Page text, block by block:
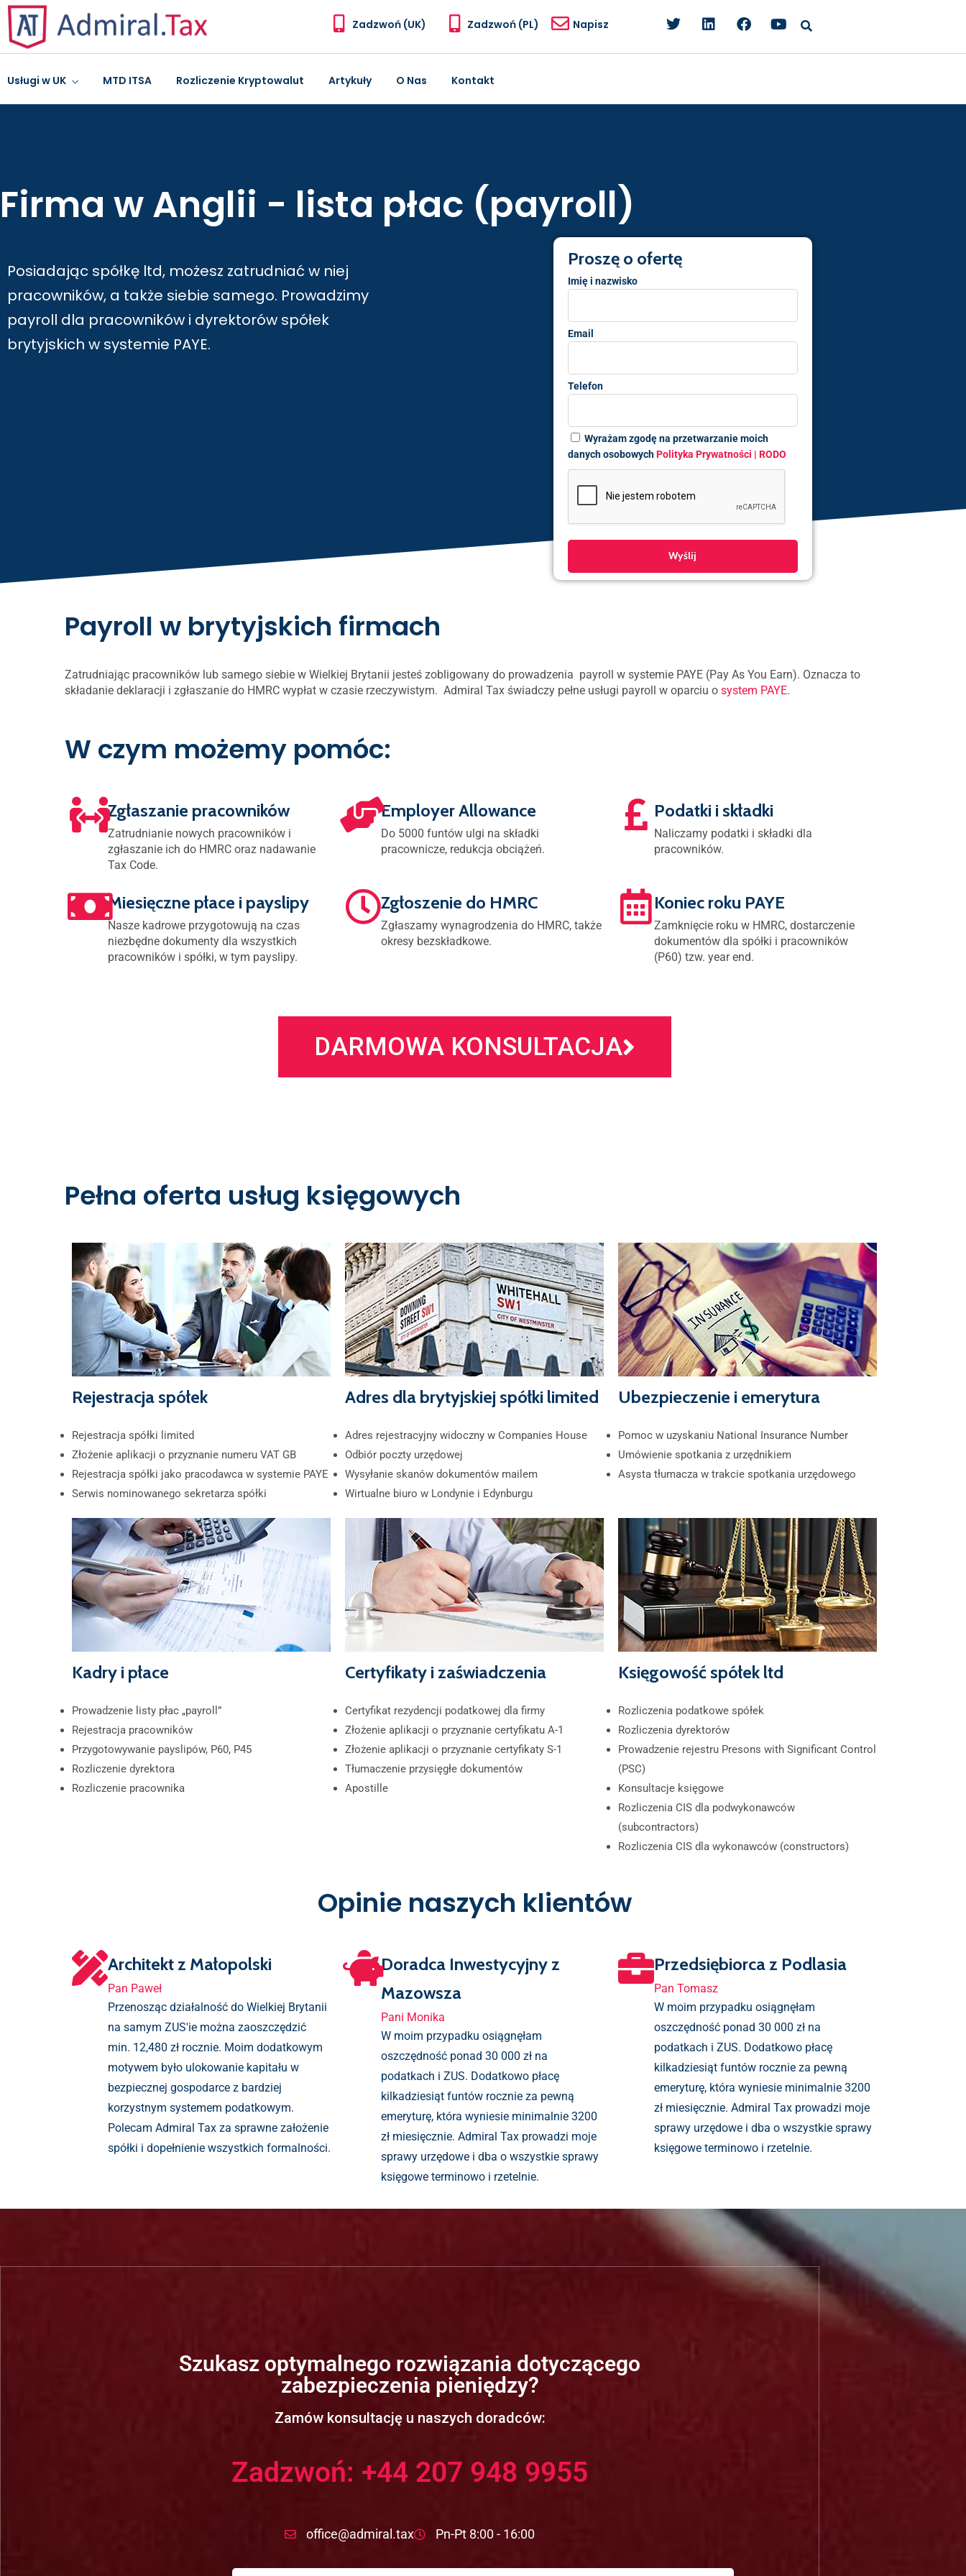
Zadzwoń (UK) Zadzwoń (PL) Napisz
Usługi w UK MTD ITSA Rozliczenie Kryptowalut Artykuły O Nas Kontakt
Firma w Anglii - lista płac (payroll)
Posiadając spółkę ltd, możesz zatrudniać w niej
pracowników, a także siebie samego. Prowadzimy
payroll dla pracowników i dyrektorów spółek
brytyjskich w systemie PAYE.
Proszę o ofertę
Imię i nazwisko
Email
Telefon
Wyrażam zgodę na przetwarzanie moich
danych osobowychPolityka Prywatności | RODO
Payroll w brytyjskich firmach
Zatrudniając pracowników lub samego siebie w Wielkiej Brytanii jesteś zobligowany do prowadzenia payroll w systemie PAYE (Pay As You Earn). Oznacza to
składanie deklaracji i zgłaszanie do HMRC wypłat w czasie rzeczywistym. Admiral Tax świadczy pełne usługi payroll w oparciu o system PAYE.
W czym możemy pomóc:
Zgłaszanie pracowników
Zatrudnianie nowych pracowników i
zgłaszanie ich do HMRC oraz nadawanie
Tax Code.
Employer Allowance
Do 5000 funtów ulgi na składki
pracownicze, redukcja obciążeń.
Podatki i składki
Naliczamy podatki i składki dla
pracowników.
Miesięczne płace i payslipy
Nasze kadrowe przygotowują na czas
niezbędne dokumenty dla wszystkich
pracowników i spółki, w tym payslipy.
Zgłoszenie do HMRC
Zgłaszamy wynagrodzenia do HMRC, także
okresy bezskładkowe.
Koniec roku PAYE
Zamknięcie roku w HMRC, dostarczenie
dokumentów dla spółki i pracowników
(P60) tzw. year end.
DARMOWA KONSULTACJA
Pełna oferta usług księgowych
Rejestracja spółek
Rejestracja spółki limited
Złożenie aplikacji o przyznanie numeru VAT GB
Rejestracja spółki jako pracodawca w systemie PAYE
Serwis nominowanego sekretarza spółki
Adres dla brytyjskiej spółki limited
Adres rejestracyjny widoczny w Companies House
Odbiór poczty urzędowej
Wysyłanie skanów dokumentów mailem
Wirtualne biuro w Londynie i Edynburgu
Ubezpieczenie i emerytura
Pomoc w uzyskaniu National Insurance Number
Umówienie spotkania z urzędnikiem
Asysta tłumacza w trakcie spotkania urzędowego
Kadry i płace
Prowadzenie listy płac „payroll”
Rejestracja pracowników
Przygotowywanie payslipów, P60, P45
Rozliczenie dyrektora
Rozliczenie pracownika
Certyfikaty i zaświadczenia
Certyfikat rezydencji podatkowej dla firmy
Złożenie aplikacji o przyznanie certyfikatu A-1
Złożenie aplikacji o przyznanie certyfikaty S-1
Tłumaczenie przysięgłe dokumentów
Apostille​
Księgowość spółek ltd
Rozliczenia podatkowe spółek
Rozliczenia dyrektorów
Prowadzenie rejestru Presons with Significant Control
(PSC)
Konsultacje księgowe
Rozliczenia CIS dla podwykonawców
(subcontractors)
Rozliczenia CIS dla wykonawców (constructors)​
Opinie naszych klientów
Architekt z Małopolski
Pan Paweł
Przenosząc działalność do Wielkiej Brytanii
na samym ZUS'ie można zaoszczędzić
min. 12,480 zł rocznie. Moim dodatkowym
motywem było ulokowanie kapitału w
bezpiecznej gospodarce z bardziej
korzystnym systemem podatkowym.
Polecam Admiral Tax za sprawne założenie
spółki i dopełnienie wszystkich formalności.
Doradca Inwestycyjny z
Mazowsza
Pani Monika
W moim przypadku osiągnęłam
oszczędność ponad 30 000 zł na
podatkach i ZUS. Dodatkowo płacę
kilkadziesiąt funtów rocznie za pewną
emeryturę, która wyniesie minimalnie 3200
zł miesięcznie. Admiral Tax prowadzi moje
sprawy urzędowe i dba o wszystkie sprawy
księgowe terminowo i rzetelnie.
Przedsiębiorca z Podlasia
Pan Tomasz
W moim przypadku osiągnęłam
oszczędność ponad 30 000 zł na
podatkach i ZUS. Dodatkowo płacę
kilkadziesiąt funtów rocznie za pewną
emeryturę, która wyniesie minimalnie 3200
zł miesięcznie. Admiral Tax prowadzi moje
sprawy urzędowe i dba o wszystkie sprawy
księgowe terminowo i rzetelnie.
Szukasz optymalnego rozwiązania dotyczącego
zabezpieczenia pieniędzy?
Zamów konsultację u naszych doradców:
Zadzwoń: +44 207 948 9955
office@admiral.tax Pn-Pt 8:00 - 16:00